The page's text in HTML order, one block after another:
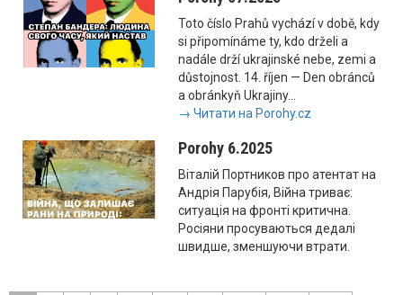
Toto číslo Prahů vychází v době, kdy
si připomínáme ty, kdo drželi a
nadále drží ukrajinské nebe, zemi a
důstojnost. 14. říjen — Den obránců
a obránkyň Ukrajiny...
→ Читати на Porohy.cz
Porohy 6.2025
Віталій Портников про атентат на
Андрія Парубія, Війна триває:
ситуація на фронті критична.
Росіяни просуваються дедалі
швидше, зменшуючи втрати.